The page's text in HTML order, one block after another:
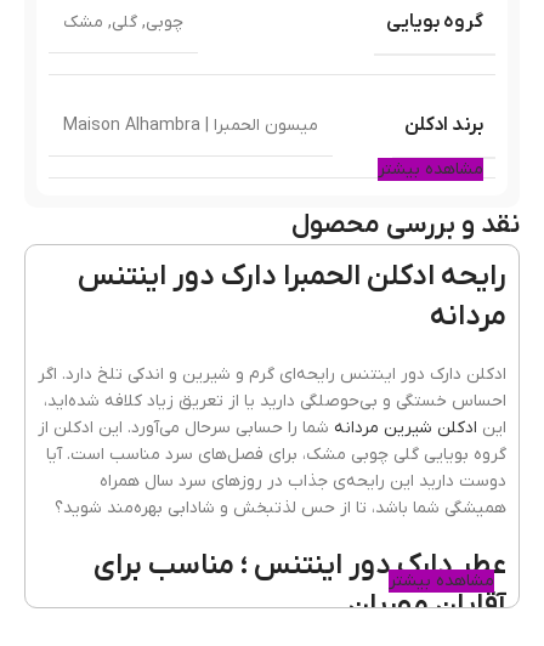
گروه بویایی چوبی, گلی, مشک
برند ادکلن میسون الحمبرا | Maison Alhambra
مشابه ادکلن
نوع عطر
کشور مبدا برند امارات
مشاهده بیشتر
نقد و بررسی محصول
رایحه ادکلن الحمبرا دارک دور اینتنس
مردانه
ادکلن دارک دور اینتنس رایحه‌ای گرم و شیرین و اندکی تلخ دارد. اگر
احساس خستگی و بی‌حوصلگی دارید یا از تعریق زیاد کلافه شده‌اید،
این ادکلن شیرین مردانه شما را حسابی سرحال می‌آورد. این ادکلن از
گروه بویایی گلی چوبی مشک، برای فصل‌های سرد مناسب است. آیا
دوست دارید این رایحه‌ی جذاب در روزهای سرد سال همراه
همیشگی شما باشد، تا از حس لذتبخش و شادابی بهره‌مند شوید؟
عطر دارک دور اینتنس ؛ مناسب برای
آقایان مهربان
مشاهده بیشتر